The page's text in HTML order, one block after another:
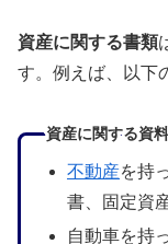
資産に関する書類
す。例えば、以下
資産に関する資
不動産を持
書、固定資
自動車を持